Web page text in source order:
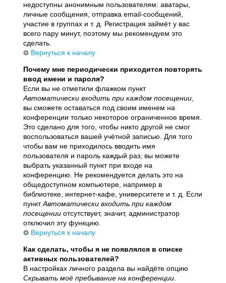
недоступны анонимным пользователям: аватары,
личные сообщения, отправка email-сообщений,
участие в группах и т. д. Регистрация займёт у вас
всего пару минут, поэтому мы рекомендуем это
сделать.
Вернуться к началу
Почему мне периодически приходится повторять
ввод имени и пароля?
Если вы не отметили флажком пункт
Автоматически входить при каждом посещении
вы сможете оставаться под своим именем на
конференции только некоторое ограниченное время.
Это сделано для того, чтобы никто другой не смог
воспользоваться вашей учётной записью. Для того
чтобы вам не приходилось вводить имя
пользователя и пароль каждый раз, вы можете
выбрать указанный пункт при входе на
конференцию. Не рекомендуется делать это на
общедоступном компьютере, например в
библиотеке, интернет-кафе, университете и т. д. Если
пунктАвтоматически входить при каждом
посещении отсутствует, значит, администратор
отключил эту функцию.
Вернуться к началу
Как сделать, чтобы я не появлялся в списке
активных пользователей?
В настройках личного раздела вы найдёте опцию
Скрывать моё пребывание на конференции